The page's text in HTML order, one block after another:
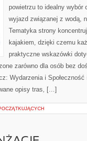
powietrzu to idealny wybór
wyjazd związanej z wodą,
Tematyka strony
kajakiem, dzięki czemu
praktyczne wskazówki
zarówno dla osób bez
Wydarzenia i
opisy tras, […]